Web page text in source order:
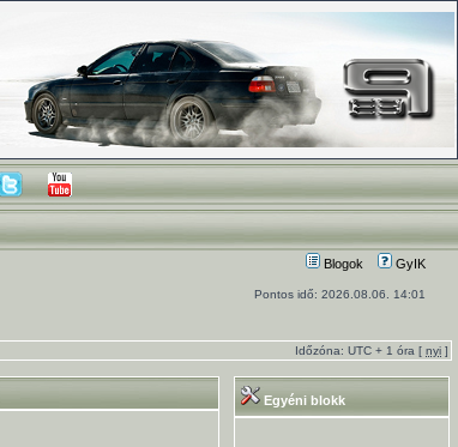
Blogok GyIK
Pontos idő: 2026.08.06. 14:01
Időzóna: UTC + 1 óra [ nyi ]
Egyéni blokk